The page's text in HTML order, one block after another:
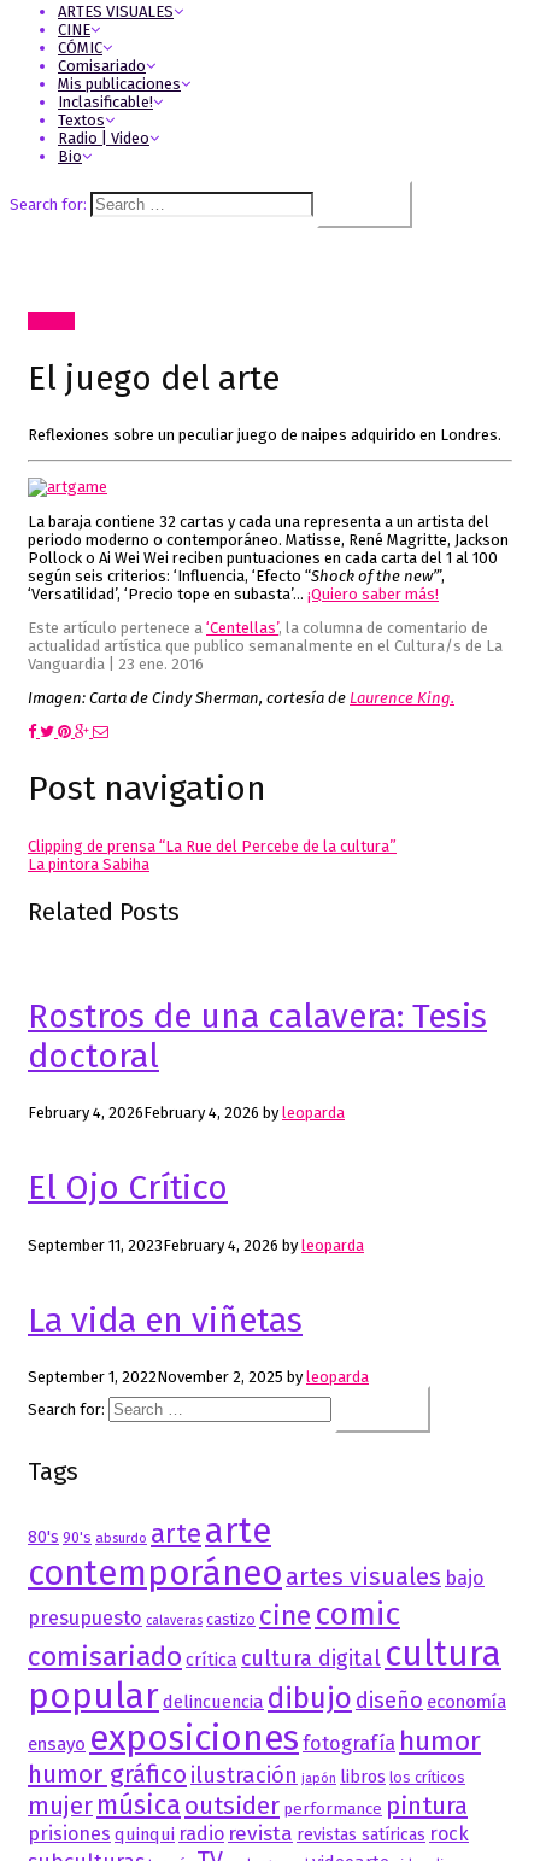
ARTES VISUALES
CINE
CÓMIC
Comisariado
Mis publicaciones
Inclasificable!
Textos
Radio | Video
Bio
Search for:
El juego del arte
Reflexiones sobre un peculiar juego de naipes adquirido en Londres.
La baraja contiene 32 cartas y cada una representa a un artista del
periodo moderno o contemporáneo. Matisse, René Magritte, Jackson
Pollock o Ai Wei Wei reciben puntuaciones en cada carta del 1 al 100
según seis criterios: ‘Influencia, ‘Efecto “Shock of the new”’,
‘Versatilidad’, ‘Precio tope en subasta’… ¡Quiero saber más!
Este artículo pertenece a ‘Centellas’, la columna de comentario de
actualidad artística que publico semanalmente en el Cultura/s de La
Vanguardia | 23 ene. 2016
Imagen: Carta de Cindy Sherman, cortesía de Laurence King.
Post navigation
Clipping de prensa “La Rue del Percebe de la cultura”
La pintora Sabiha
Related Posts
Rostros de una calavera: Tesis
doctoral
February 4, 2026February 4, 2026 byleoparda
El Ojo Crítico
September 11, 2023February 4, 2026 byleoparda
La vida en viñetas
September 1, 2022November 2, 2025 byleoparda
Search for:
Tags
80's 90's absurdo artearte
contemporáneo artes visuales bajo
presupuesto calaveras castizo cine comic
comisariado crítica cultura digital cultura
populardelincuencia dibujo diseño economía
ensayo exposiciones fotografía humor
humor gráfico ilustración japón libros los críticos
mujer música outsider performance pintura
prisiones quinqui radio revista revistas satíricas rock